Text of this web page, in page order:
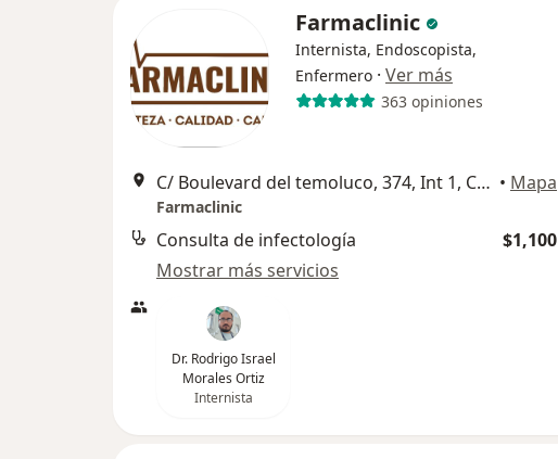
Farmaclinic
Internista, Endoscopista,
Enfermero · Ver más
363 opiniones
C/ Boulevard del temoluco, 374, Int 1, Col Acueducto De Guadalupe, Gustavo A Madero • Mapa
Farmaclinic
Consulta de infectología
$1,100
Mostrar más servicios
Dr. Rodrigo Israel
Morales Ortiz
Internista